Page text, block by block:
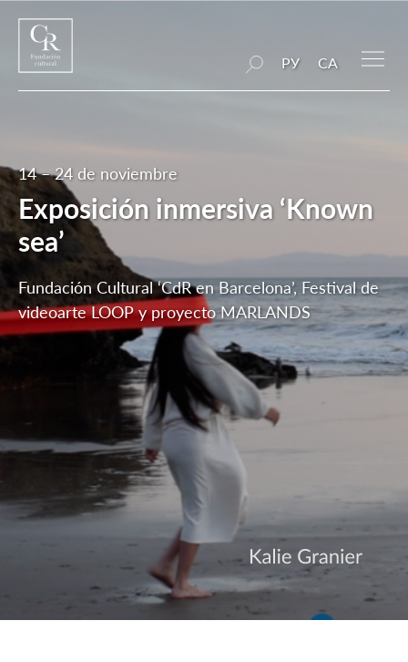
РУ CA
14 – 24 de noviembre
Exposición inmersiva ‘Known
sea’
Fundación Cultural ‘CdR en Barcelona’, ​​Festival de
videoarte LOOP y proyecto MARLANDS